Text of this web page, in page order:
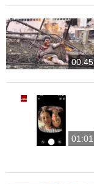
00:45
01:01